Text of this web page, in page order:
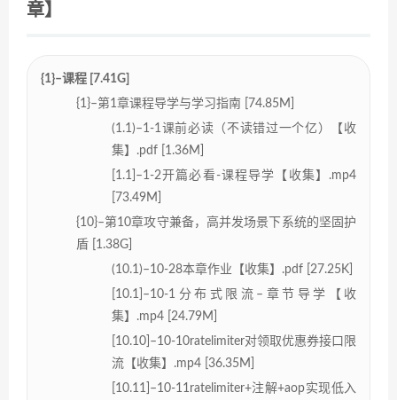
章】
{1}–课程 [7.41G]
{1}–第1章课程导学与学习指南 [74.85M]
(1.1)–1-1课前必读（不读错过一个亿）【收
集】.pdf [1.36M]
[1.1]–1-2开篇必看-课程导学【收集】.mp4
[73.49M]
{10}–第10章攻守兼备，高并发场景下系统的坚固护
盾 [1.38G]
(10.1)–10-28本章作业【收集】.pdf [27.25K]
[10.1]–10-1分布式限流–章节导学【收
集】.mp4 [24.79M]
[10.10]–10-10ratelimiter对领取优惠券接口限
流【收集】.mp4 [36.35M]
[10.11]–10-11ratelimiter+注解+aop实现低入